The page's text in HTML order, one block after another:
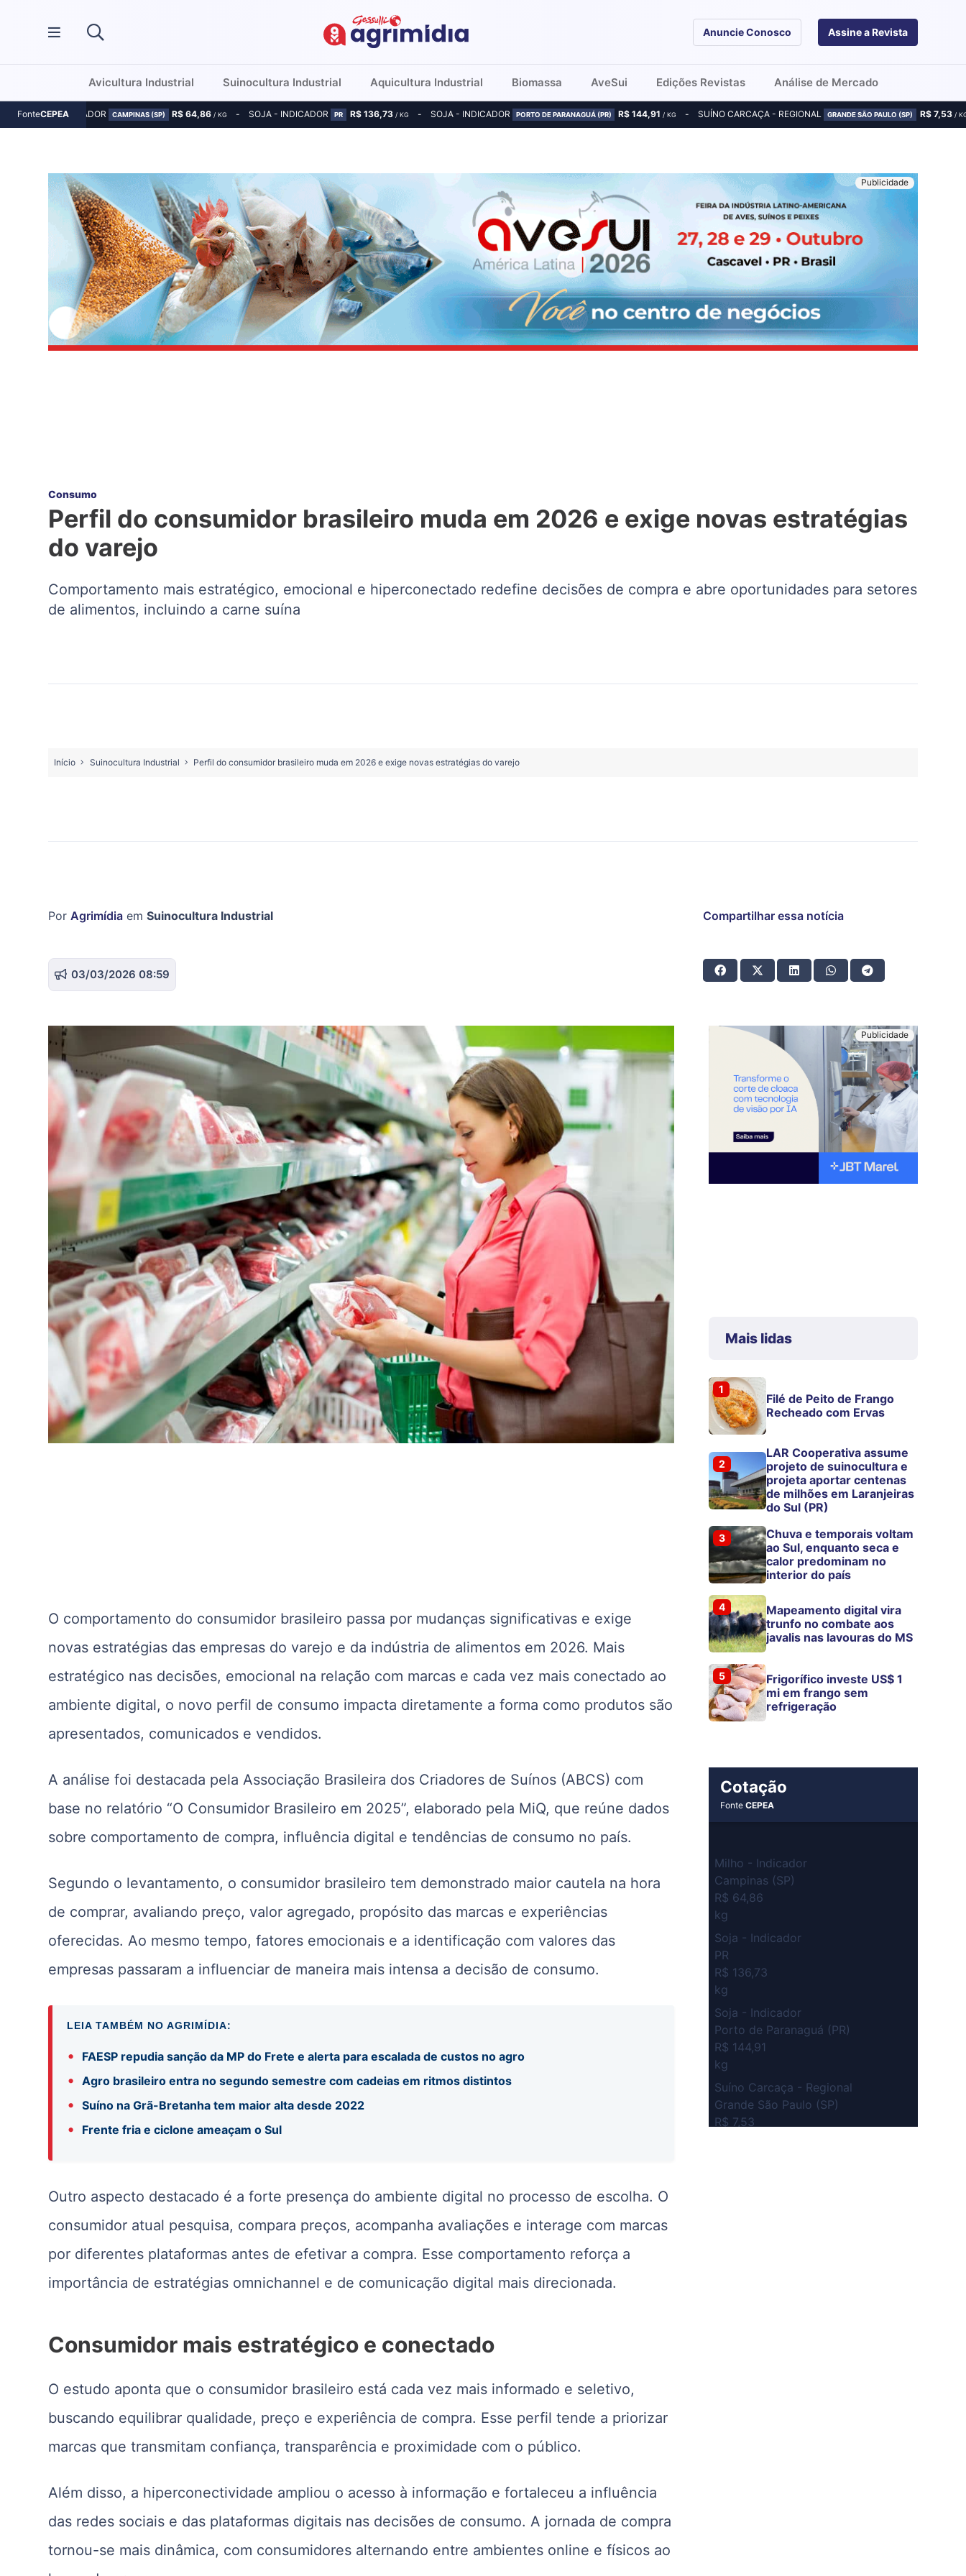
Anuncie Conosco Assine a Revista
Avicultura Industrial Suinocultura Industrial Aquicultura Industrial Biomassa AveSui Edições Revistas Análise de Mercado
FonteCEPEA
MILHO - INDICADOR CAMPINAS (SP) R$ 64,86 / KG SOJA - INDICADOR PR R$ 136,73/ KG SOJA - INDICADOR PORTO DE PARANAGUÁ (PR) R$ 144,91 / KG SUÍNO CARCAÇA - REGIONAL GRANDE SÃO PAULO (SP) R$ 7,53/
Consumo
Perfil do consumidor brasileiro muda em 2026 e exige novas estratégias
do varejo
Comportamento mais estratégico, emocional e hiperconectado redefine decisões de compra e abre oportunidades para setores
de alimentos, incluindo a carne suína
Início Suinocultura Industrial Perfil do consumidor brasileiro muda em 2026 e exige novas estratégias do varejo
Por Agrimídia em Suinocultura Industrial
03/03/2026 08:59
Compartilhar essa notícia
O comportamento do consumidor brasileiro passa por mudanças significativas e exige
novas estratégias das empresas do varejo e da indústria de alimentos em 2026. Mais
estratégico nas decisões, emocional na relação com marcas e cada vez mais conectado ao
ambiente digital, o novo perfil de consumo impacta diretamente a forma como produtos são
apresentados, comunicados e vendidos.
A análise foi destacada pela Associação Brasileira dos Criadores de Suínos (ABCS) com
base no relatório “O Consumidor Brasileiro em 2025”, elaborado pela MiQ, que reúne dados
sobre comportamento de compra, influência digital e tendências de consumo no país.
Segundo o levantamento, o consumidor brasileiro tem demonstrado maior cautela na hora
de comprar, avaliando preço, valor agregado, propósito das marcas e experiências
oferecidas. Ao mesmo tempo, fatores emocionais e a identificação com valores das
empresas passaram a influenciar de maneira mais intensa a decisão de consumo.
LEIA TAMBÉM NO AGRIMÍDIA:
• FAESP repudia sanção da MP do Frete e alerta para escalada de custos no agro
• Agro brasileiro entra no segundo semestre com cadeias em ritmos distintos
• Suíno na Grã-Bretanha tem maior alta desde 2022
• Frente fria e ciclone ameaçam o Sul
Outro aspecto destacado é a forte presença do ambiente digital no processo de escolha. O
consumidor atual pesquisa, compara preços, acompanha avaliações e interage com marcas
por diferentes plataformas antes de efetivar a compra. Esse comportamento reforça a
importância de estratégias omnichannel e de comunicação digital mais direcionada.
Consumidor mais estratégico e conectado
O estudo aponta que o consumidor brasileiro está cada vez mais informado e seletivo,
buscando equilibrar qualidade, preço e experiência de compra. Esse perfil tende a priorizar
marcas que transmitam confiança, transparência e proximidade com o público.
Além disso, a hiperconectividade ampliou o acesso à informação e fortaleceu a influência
das redes sociais e das plataformas digitais nas decisões de consumo. A jornada de compra
tornou-se mais dinâmica, com consumidores alternando entre ambientes online e físicos ao
Mais lidas
1
Filé de Peito de Frango
Recheado com Ervas
2
LAR Cooperativa assume
projeto de suinocultura e
projeta aportar centenas
de milhões em Laranjeiras
do Sul (PR)
3
Chuva e temporais voltam
ao Sul, enquanto seca e
calor predominam no
interior do país
4
Mapeamento digital vira
trunfo no combate aos
javalis nas lavouras do MS
5
Frigorífico investe US$ 1
mi em frango sem
refrigeração
Cotação
FonteCEPEA
Milho - Indicador
Campinas (SP)
R$ 64,86
kg
Soja - Indicador
PR
R$ 136,73
kg
Soja - Indicador
Porto de Paranaguá (PR)
R$ 144,91
kg
Suíno Carcaça - Regional
Grande São Paulo (SP)
R$ 7,53